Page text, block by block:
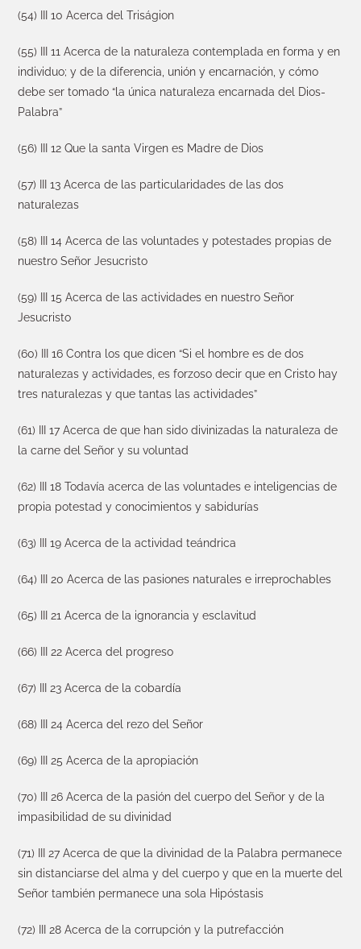
(54) III 10 Acerca del Triságion
(55) III 11 Acerca de la naturaleza contemplada en forma y en
individuo; y de la diferencia, unión y encarnación, y cómo
debe ser tomado “la única naturaleza encarnada del Dios-
Palabra”
(56) III 12 Que la santa Virgen es Madre de Dios
(57) III 13 Acerca de las particularidades de las dos
naturalezas
(58) III 14 Acerca de las voluntades y potestades propias de
nuestro Señor Jesucristo
(59) III 15 Acerca de las actividades en nuestro Señor
Jesucristo
(60) III 16 Contra los que dicen “Si el hombre es de dos
naturalezas y actividades, es forzoso decir que en Cristo hay
tres naturalezas y que tantas las actividades”
(61) III 17 Acerca de que han sido divinizadas la naturaleza de
la carne del Señor y su voluntad
(62) III 18 Todavía acerca de las voluntades e inteligencias de
propia potestad y conocimientos y sabidurías
(63) III 19 Acerca de la actividad teándrica
(64) III 20 Acerca de las pasiones naturales e irreprochables
(65) III 21 Acerca de la ignorancia y esclavitud
(66) III 22 Acerca del progreso
(67) III 23 Acerca de la cobardía
(68) III 24 Acerca del rezo del Señor
(69) III 25 Acerca de la apropiación
(70) III 26 Acerca de la pasión del cuerpo del Señor y de la
impasibilidad de su divinidad
(71) III 27 Acerca de que la divinidad de la Palabra permanece
sin distanciarse del alma y del cuerpo y que en la muerte del
Señor también permanece una sola Hipóstasis
(72) III 28 Acerca de la corrupción y la putrefacción